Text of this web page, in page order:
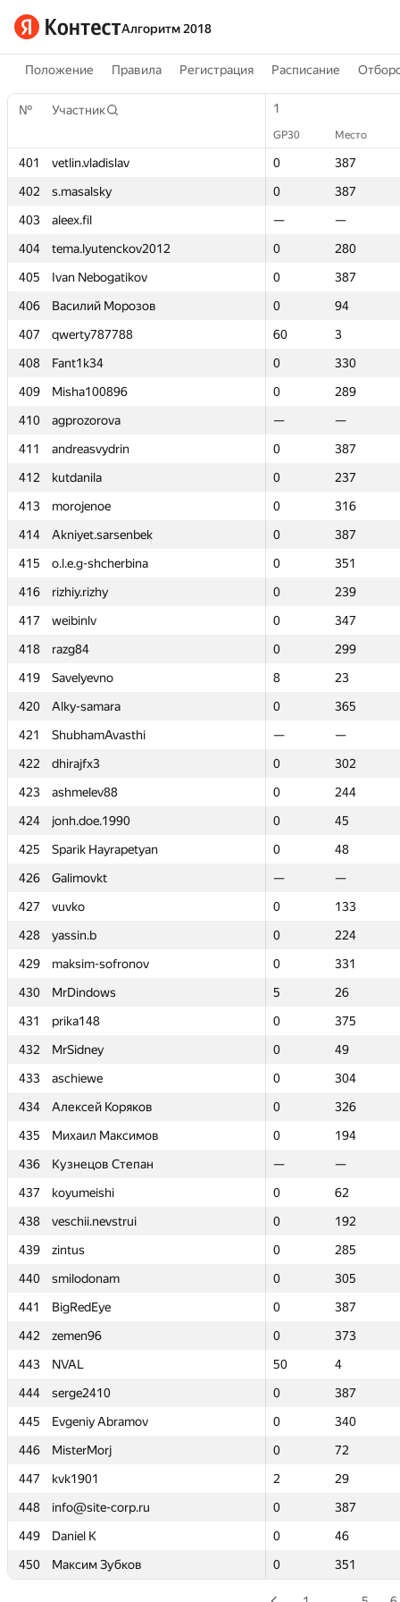
Алгоритм 2018
Положение Правила Регистрация Расписание
№ Участник 1
GP30 Место
401 vetlin.vladislav 0
387
402
s.masalsky 0
387
403
aleex.fil —
—
404
tema.lyutenckov2012 0
280
405
Ivan Nebogatikov 0
387
406
Василий Морозов 0
94
407
qwerty787788 60
3
408
Fant1k34 0
330
409
Misha100896 0
289
410
agprozorova —
—
411
andreasvydrin 0
387
412
kutdanila 0
237
413
morojenoe 0
316
414
Akniyet.sarsenbek 0
387
415
o.l.e.g-shcherbina 0
351
416
rizhiy.rizhy 0
239
417
weibinlv 0
347
418
razg84 0
299
419
Savelyevno 8
23
420
Alky-samara 0
365
421
ShubhamAvasthi —
—
422
dhirajfx3 0
302
423
ashmelev88 0
244
424
jonh.doe.1990 0
45
425
Sparik Hayrapetyan 0
48
426
Galimovkt —
—
427
vuvko 0
133
428
yassin.b 0
224
429
maksim-sofronov 0
331
430
MrDindows 5
26
431
prika148 0
375
432
MrSidney 0
49
433
aschiewe 0
304
434
Алексей Коряков 0
326
435
Михаил Максимов 0
194
436
Кузнецов Степан —
—
437
koyumeishi 0
62
438
veschii.nevstrui 0
192
439
zintus 0
285
440
smilodonam 0
305
441
BigRedEye 0
387
442
zemen96 0
373
443
NVAL 50
4
444
serge2410 0
387
445
Evgeniy Abramov 0
340
446
MisterMorj 0
72
447
kvk1901 2
29
448
info@site-corp.ru 0
387
449
Daniel K 0
46
450
Максим Зубков 0 351
№ Участник 1
GP30 Место
401 vetlin.vladislav 0
387
402
s.masalsky 0
387
403
aleex.fil —
—
404
tema.lyutenckov2012 0
280
405
Ivan Nebogatikov 0
387
406
Василий Морозов 0
94
407
qwerty787788 60
3
408
Fant1k34 0
330
409
Misha100896 0
289
410
agprozorova —
—
411
andreasvydrin 0
387
412
kutdanila 0
237
413
morojenoe 0
316
414
Akniyet.sarsenbek 0
387
415
o.l.e.g-shcherbina 0
351
416
rizhiy.rizhy 0
239
417
weibinlv 0
347
418
razg84 0
299
419
Savelyevno 8
23
420
Alky-samara 0
365
421
ShubhamAvasthi —
—
422
dhirajfx3 0
302
423
ashmelev88 0
244
424
jonh.doe.1990 0
45
425
Sparik Hayrapetyan 0
48
426
Galimovkt —
—
427
vuvko 0
133
428
yassin.b 0
224
429
maksim-sofronov 0
331
430
MrDindows 5
26
431
prika148 0
375
432
MrSidney 0
49
433
aschiewe 0
304
434
Алексей Коряков 0
326
435
Михаил Максимов 0
194
436
Кузнецов Степан —
—
437
koyumeishi 0
62
438
veschii.nevstrui 0
192
439
zintus 0
285
440
smilodonam 0
305
441
BigRedEye 0
387
442
zemen96 0
373
443
NVAL 50
4
444
serge2410 0
387
445
Evgeniy Abramov 0
340
446
MisterMorj 0
72
447
kvk1901 2
29
448
info@site-corp.ru 0
387
449
Daniel K 0
46
450
Максим Зубков 0 351